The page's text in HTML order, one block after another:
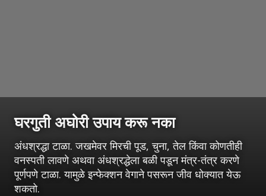
घरगुती अघोरी उपाय करू नका
अंधश्रद्धा टाळा. जखमेवर मिरची पूड, चुना, तेल किंवा कोणतीही
वनस्पती लावणे अथवा अंधश्रद्धेला बळी पडून मंत्र-तंत्र करणे
पूर्णपणे टाळा. यामुळे इन्फेक्शन वेगाने पसरून जीव धोक्यात येऊ
शकतो.